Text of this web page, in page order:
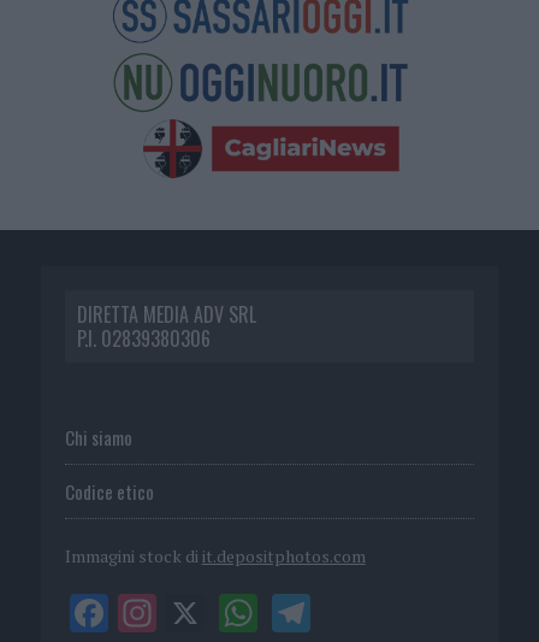
DIRETTA MEDIA ADV SRL
P.I. 02839380306
Chi siamo
Codice etico
Immagini stock di it.depositphotos.com